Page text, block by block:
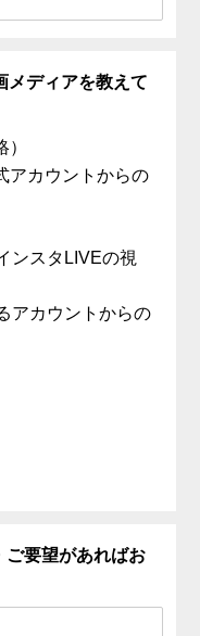
メディアを教えて
アカウントからの
ンスタLIVEの視
アカウントからの
ご要望があればお